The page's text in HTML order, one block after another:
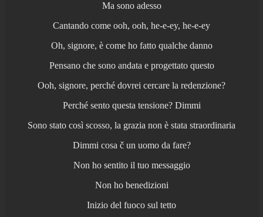
Ma sono adesso
Cantando come ooh, ooh, he-e-ey, he-e-ey
Oh, signore, è come ho fatto qualche danno
Pensano che sono andata e progettato questo
Ooh, signore, perché dovrei cercare la redenzione?
Perché sento questa tensione? Dimmi
Sono stato così scosso, la grazia non è stata straordinaria
Dimmi cosa č un uomo da fare?
Non ho sentito il tuo messaggio
Non ho benedizioni
Inizio del fuoco sul tetto